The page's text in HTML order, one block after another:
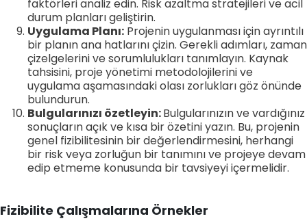
faktörleri analiz edin. Risk azaltma stratejileri ve acil
durum planları geliştirin.
Uygulama Planı: Projenin uygulanması için ayrıntılı
bir planın ana hatlarını çizin. Gerekli adımları, zaman
çizelgelerini ve sorumlulukları tanımlayın. Kaynak
tahsisini, proje yönetimi metodolojilerini ve
uygulama aşamasındaki olası zorlukları göz önünde
bulundurun.
Bulgularınızı özetleyin:Bulgularınızın ve vardığınız
sonuçların açık ve kısa bir özetini yazın. Bu, projenin
genel fizibilitesinin bir değerlendirmesini, herhangi
bir risk veya zorluğun bir tanımını ve projeye devam
edip etmeme konusunda bir tavsiyeyi içermelidir.
Fizibilite Çalışmalarına Örnekler